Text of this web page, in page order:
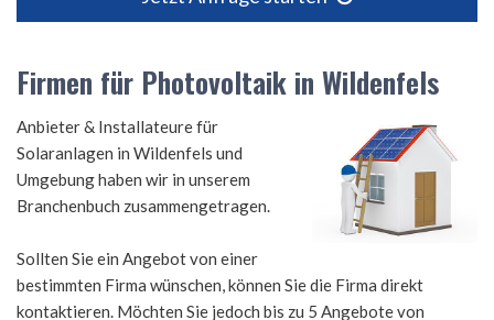
Firmen für Photovoltaik in Wildenfels
Anbieter & Installateure für
Solaranlagen in Wildenfels und
Umgebung haben wir in unserem
Branchenbuch zusammengetragen.
Sollten Sie ein Angebot von einer
bestimmten Firma wünschen, können Sie die Firma direkt
kontaktieren. Möchten Sie jedoch bis zu 5 Angebote von